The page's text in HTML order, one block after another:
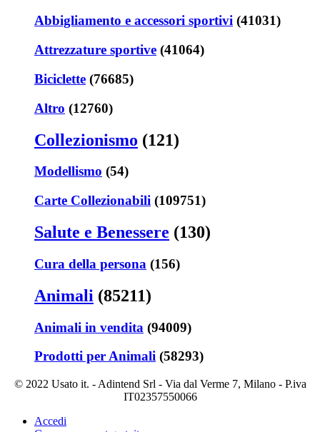
Abbigliamento e accessori sportivi (41031)
Attrezzature sportive (41064)
Biciclette (76685)
Altro (12760)
Collezionismo (121)
Modellismo (54)
Carte Collezionabili (109751)
Salute e Benessere (130)
Cura della persona (156)
Animali (85211)
Animali in vendita (94009)
Prodotti per Animali (58293)
© 2022 Usato it. - Adintend Srl - Via dal Verme 7, Milano - P.iva
IT02357550066
Accedi